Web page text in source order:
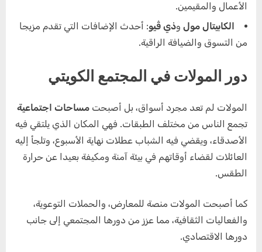
الأعمال والمقيمين.
الكابيتال مول وذي ڤيو: أحدث الإضافات التي تقدم مزيجا
من التسوق والضيافة الراقية.
دور المولات في المجتمع الكويتي
المولات لم تعد مجرد أسواق، بل أصبحت مساحات اجتماعية
تجمع الناس من مختلف الطبقات. فهي المكان الذي يلتقي فيه
الأصدقاء، ويقضي فيه الشباب عطلات نهاية الأسبوع، وتلجأ إليه
العائلات لقضاء أوقاتهم في بيئة آمنة ومكيفة بعيدا عن حرارة
الطقس.
كما أصبحت المولات منصة للمعارض، والحملات التوعوية،
والفعاليات الثقافية، مما عزز من دورها المجتمعي إلى جانب
دورها الاقتصادي.